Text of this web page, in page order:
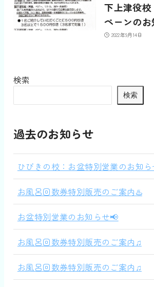
下上津役
ペーンのお
2022年9月14日
検索
検索
過去のお知らせ
ひびきの校：お盆特別営業のお知
お風呂回数券特別販売のご案内♨️
お盆特別営業のお知らせ📢
お風呂回数券特別販売のご案内♫
お風呂回数券特別販売のご案内♫